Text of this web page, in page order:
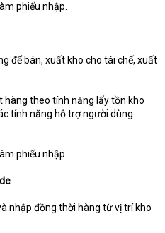
phiếu nhập.
để bán, xuất kho cho tái chế, xuất
hàng theo tính năng lấy tồn kho
tính năng hỗ trợ người dùng
phiếu nhập.
nhập đồng thời hàng từ vị trí kho